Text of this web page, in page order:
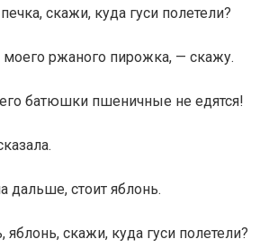
скажи, куда гуси полетели?
ржаного пирожка, — скажу.
батюшки пшеничные не едятся!
дальше, стоит яблонь.
яблонь, скажи, куда гуси полетели?